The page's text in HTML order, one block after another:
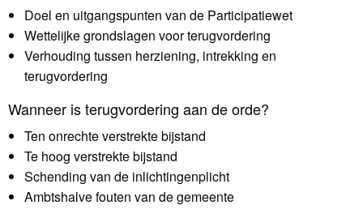
Doel en uitgangspunten van de Participatiewet
Wettelijke grondslagen voor terugvordering
Verhouding tussen herziening, intrekking en
terugvordering
Wanneer is terugvordering aan de orde?
Ten onrechte verstrekte bijstand
Te hoog verstrekte bijstand
Schending van de inlichtingenplicht
Ambtshalve fouten van de gemeente